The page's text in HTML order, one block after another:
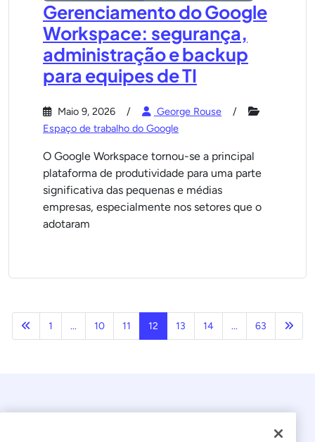
Gerenciamento do Google
Workspace: segurança,
administração e backup
para equipes de TI
Maio 9, 2026
George Rouse
Espaço de trabalho do Google
O Google Workspace tornou-se a principal
plataforma de produtividade para uma parte
significativa das pequenas e médias
empresas, especialmente nos setores que o
adotaram
Anterior
1 ... 10 11 12 13 14 ... 63